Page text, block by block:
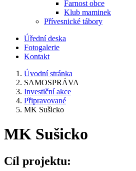
Farnost obce
Klub maminek
Přívesnické tábory
Úřední deska
Fotogalerie
Kontakt
Úvodní stránka
SAMOSPRÁVA
Investiční akce
Připravované
MK Sušicko
MK Sušicko
Cíl projektu: